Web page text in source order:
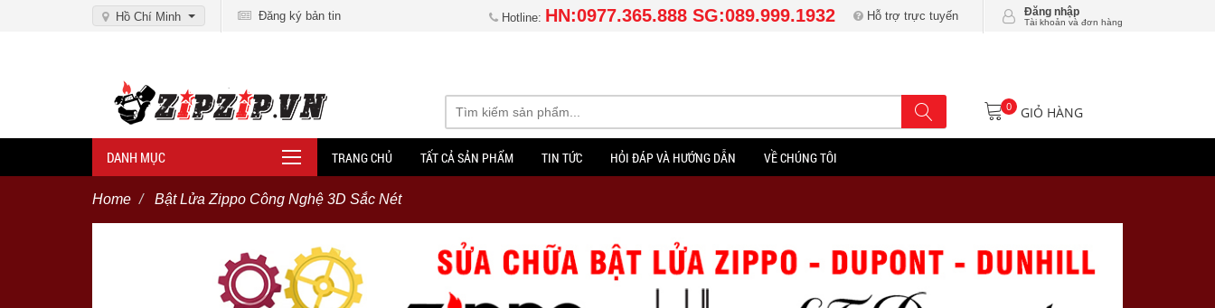
Hồ Chí Minh Đăng ký bản tin Hotline: HN:0977.365.888 SG:089.999.1932 Hỗ trợ trực tuyến Đăng nhập
Tài khoản và đơn hàng
0 GIỎ HÀNG
DANH MỤC TRANG CHỦ TẤT CẢ SẢN PHẨM TIN TỨC HỎI ĐÁP VÀ HƯỚNG DẪN VỀ CHÚNG TÔI
Home Bật Lửa Zippo Công Nghệ 3D Sắc Nét